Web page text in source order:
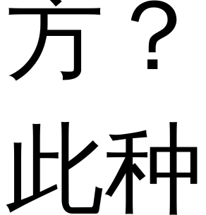
方
此种